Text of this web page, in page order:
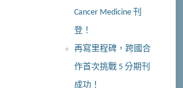
Cancer Medicine 刊
登！
再寫里程碑，跨國合
作首次挑戰 5 分期刊
成功！